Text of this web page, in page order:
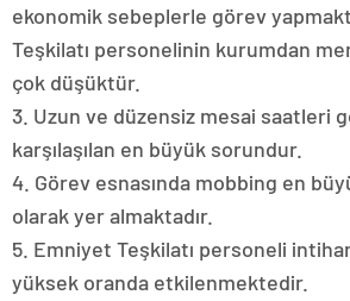
ekonomik sebeplerle görev
Teşkilatı personelinin kurumdan
çok düşüktür.
3. Uzun ve düzensiz mesai saatleri
karşılaşılan en büyük sorundur.
4. Görev esnasında mobbing en
olarak yer almaktadır.
5. Emniyet Teşkilatı personeli
yüksek oranda etkilenmektedir.